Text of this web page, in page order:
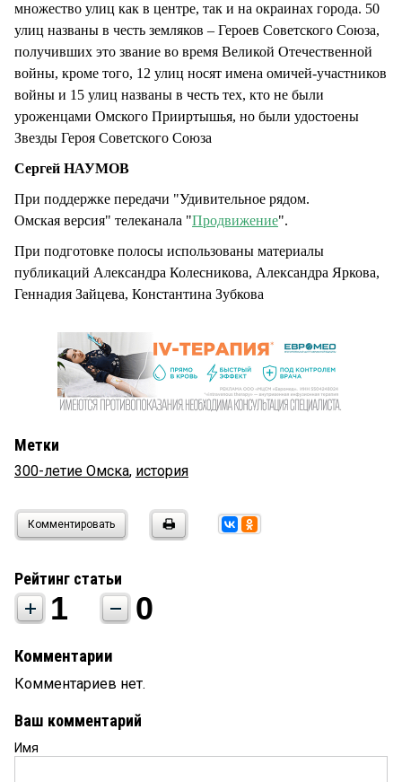
множество улиц как в центре, так и на окраинах города. 50
улиц названы в честь земляков – Героев Советского Союза,
получивших это звание во время Великой Отечественной
войны, кроме того, 12 улиц носят имена омичей-участников
войны и 15 улиц названы в честь тех, кто не были
уроженцами Омского Прииртышья, но были удостоены
Звезды Героя Советского Союза
Сергей НАУМОВ
При поддержке передачи "Удивительное рядом.
Омская версия" телеканала "Продвижение".
При подготовке полосы использованы материалы
публикаций Александра Колесникова, Александра Яркова,
Геннадия Зайцева, Константина Зубкова
Метки
300-летие Омска, история
Комментировать
Рейтинг статьи
1 0
Комментарии
Комментариев нет.
Ваш комментарий
Имя